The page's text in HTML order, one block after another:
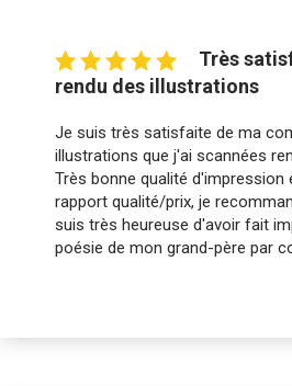
Très
rendu des illustrations
Je suis très satisfaite de ma
illustrations que j'ai scannées
Très bonne qualité d'impression
rapport qualité/prix, je
suis très heureuse d'avoir fait
poésie de mon grand-père par